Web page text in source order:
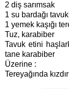
2 diş sarımsak
1 su bardağı
1 yemek kaşığı
Tuz, karabiber
Tavuk etini
tane karabiber
Üzerine :
Tereyağında